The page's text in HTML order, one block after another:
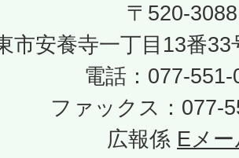
〒520-3088
市安養寺一丁目13番
電話：077-551-
ファックス：077-
広報係 Eメ